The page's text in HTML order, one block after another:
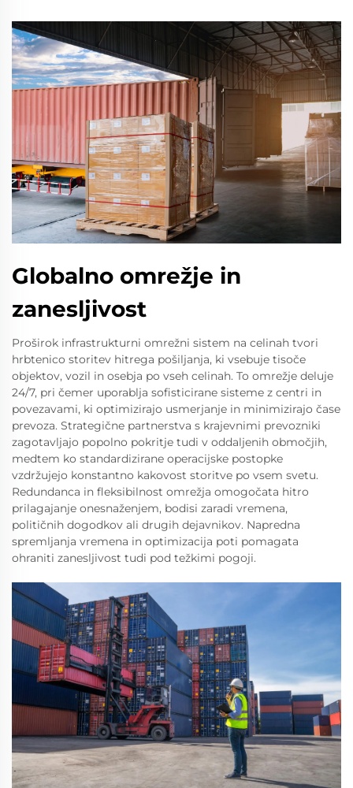
Globalno omrežje in
zanesljivost
Proširok infrastrukturni omrežni sistem na celinah tvori
hrbtenico storitev hitrega pošiljanja, ki vsebuje tisoče
objektov, vozil in osebja po vseh celinah. To omrežje deluje
24/7, pri čemer uporablja sofisticirane sisteme z centri in
povezavami, ki optimizirajo usmerjanje in minimizirajo čase
prevoza. Strategične partnerstva s krajevnimi prevozniki
zagotavljajo popolno pokritje tudi v oddaljenih območjih,
medtem ko standardizirane operacijske postopke
vzdržujejo konstantno kakovost storitve po vsem svetu.
Redundanca in fleksibilnost omrežja omogočata hitro
prilagajanje onesnaženjem, bodisi zaradi vremena,
političnih dogodkov ali drugih dejavnikov. Napredna
spremljanja vremena in optimizacija poti pomagata
ohraniti zanesljivost tudi pod težkimi pogoji.